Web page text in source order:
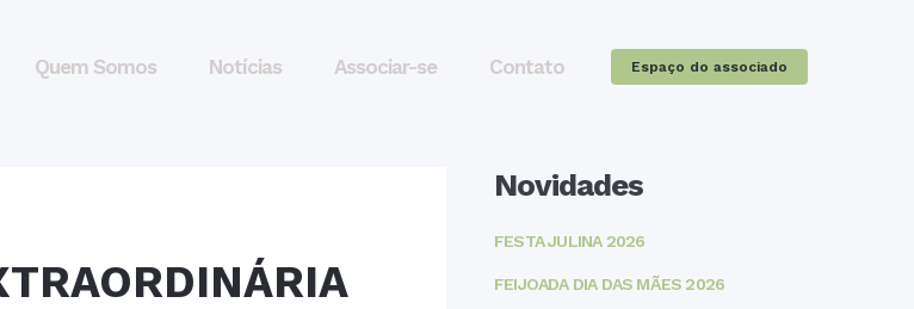
Espaço do associado
Quem Somos Notícias Associar-se Contato
Novidades
FESTA JULINA 2026
FEIJOADA DIA DAS MÃES 2026